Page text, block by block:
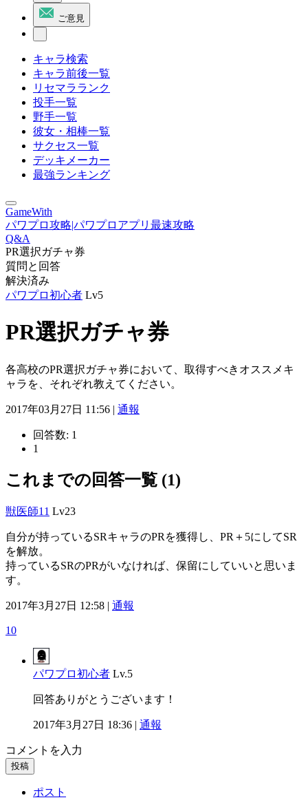
ご意見
キャラ検索
キャラ前後一覧
リセマラランク
投手一覧
野手一覧
彼女・相棒一覧
サクセス一覧
デッキメーカー
最強ランキング
GameWith
パワプロ攻略|パワプロアプリ最速攻略
Q&A
PR選択ガチャ券
質問と回答
解決済み
パワプロ初心者 Lv5
PR選択ガチャ券
各高校のPR選択ガチャ券において、取得すべきオススメキ
ャラを、それぞれ教えてください。
2017年03月27日 11:56 | 通報
回答数: 1
1
これまでの回答一覧 (1)
獣医師11 Lv23
自分が持っているSRキャラのPRを獲得し、PR＋5にしてSR
を解放。
持っているSRのPRがいなければ、保留にしていいと思いま
す。
2017年3月27日 12:58 | 通報
10
パワプロ初心者 Lv.5
回答ありがとうございます！
2017年3月27日 18:36 | 通報
コメントを入力
投稿
ポスト